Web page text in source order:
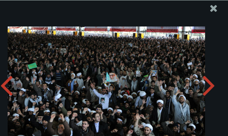
ارسال نامه
وجوهات
اقامه نماز جمعه به امامت رهبر معظم انقلاب اسلامی
دریافت آلبوم:zip